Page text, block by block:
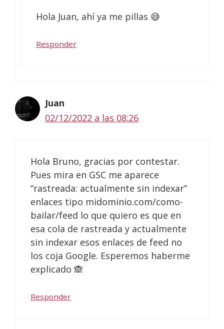
Hola Juan, ahí ya me pillas 😅
Responder
Juan
02/12/2022 a las 08:26
Hola Bruno, gracias por contestar.
Pues mira en GSC me aparece
“rastreada: actualmente sin indexar”
enlaces tipo midominio.com/como-
bailar/feed lo que quiero es que en
esa cola de rastreada y actualmente
sin indexar esos enlaces de feed no
los coja Google. Esperemos haberme
explicado 🙈
Responder